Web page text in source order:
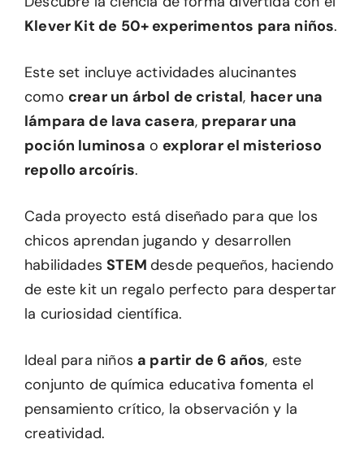
Klever Kit de 50+ experimentos para niños.
Este set incluye actividades alucinantes
como crear un árbol de cristal, hacer una
lámpara de lava casera, preparar una
poción luminosa o explorar el misterioso
repollo arcoíris.
Cada proyecto está diseñado para que los
chicos aprendan jugando y desarrollen
habilidadesSTEM desde pequeños, haciendo
de este kit un regalo perfecto para despertar
la curiosidad científica.
Ideal para niños a partir de 6 años, este
conjunto de química educativa fomenta el
pensamiento crítico, la observación y la
creatividad.